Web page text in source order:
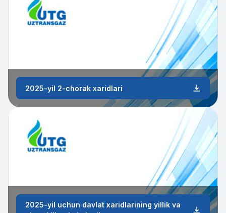
2025-yil 2-chorak xaridlari
2025-yil uchun davlat xaridlarining yillik va